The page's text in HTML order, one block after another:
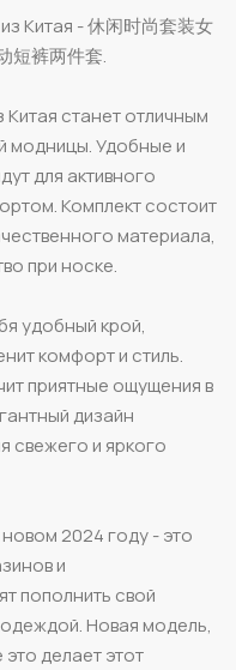
Китая - 休闲时尚套装女
短裤两件套.
Китая станет отличным
модницы. Удобные и
для активного
Комплект состоит
материала,
при носке.
удобный крой,
комфорт и стиль.
приятные ощущения в
дизайн
свежего и яркого
2024 году - это
и
пополнить свой
Новая модель,
делает этот